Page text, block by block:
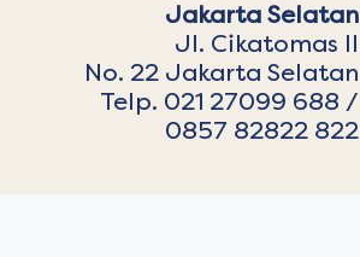
Jakarta Selatan
Jl. Cikatomas II
No. 22 Jakarta Selatan
Telp. 021 27099 688 /
0857 82822 822